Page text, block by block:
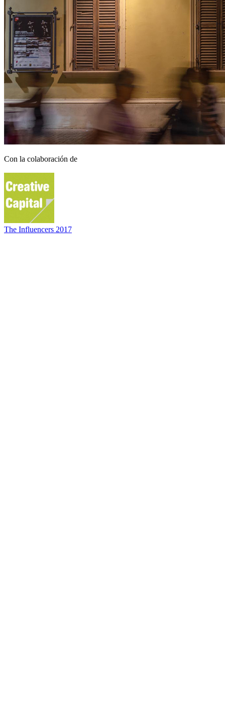
Con la colaboración de
The Influencers 2017